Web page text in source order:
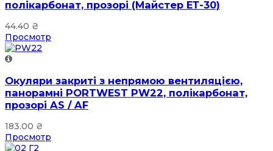
полікарбонат, прозорі (Майстер ЕТ-30)
44.40 ₴
Просмотр
Окуляри закриті з непрямою вентиляцією,
панорамні PORTWEST PW22, полікарбонат,
прозорі AS / AF
183.00 ₴
Просмотр